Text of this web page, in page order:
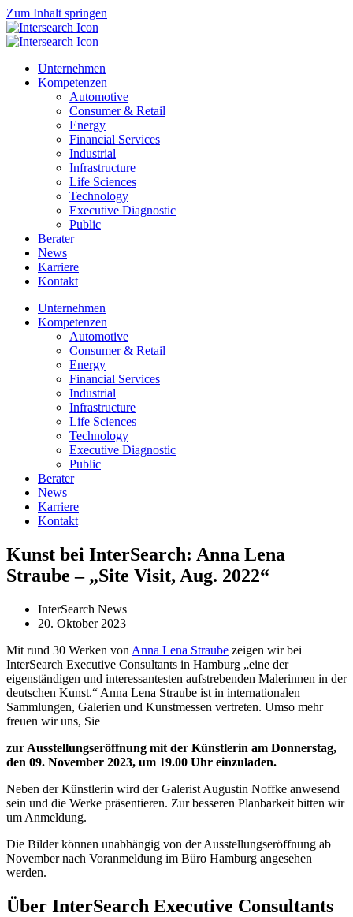
Zum Inhalt springen
Unternehmen
Kompetenzen
Automotive
Consumer & Retail
Energy
Financial Services
Industrial
Infrastructure
Life Sciences
Technology
Executive Diagnostic
Public
Berater
News
Karriere
Kontakt
Unternehmen
Kompetenzen
Automotive
Consumer & Retail
Energy
Financial Services
Industrial
Infrastructure
Life Sciences
Technology
Executive Diagnostic
Public
Berater
News
Karriere
Kontakt
Kunst bei InterSearch: Anna Lena
Straube – „Site Visit, Aug. 2022“
InterSearch News
20. Oktober 2023
Mit rund 30 Werken von Anna Lena Straube zeigen wir bei
InterSearch Executive Consultants in Hamburg „eine der
eigenständigen und interessantesten aufstrebenden Malerinnen in der
deutschen Kunst.“ Anna Lena Straube ist in internationalen
Sammlungen, Galerien und Kunstmessen vertreten. Umso mehr
freuen wir uns, Sie
zur Ausstellungseröffnung mit der Künstlerin am Donnerstag,
den 09. November 2023, um 19.00 Uhr einzuladen.
Neben der Künstlerin wird der Galerist Augustin Noffke anwesend
sein und die Werke präsentieren. Zur besseren Planbarkeit bitten wir
um Anmeldung.
Die Bilder können unabhängig von der Ausstellungseröffnung ab
November nach Voranmeldung im Büro Hamburg angesehen
werden.
Über InterSearch Executive Consultants